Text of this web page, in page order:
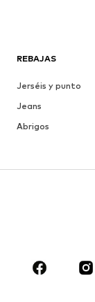
REBAJAS
Jerséis y punto
Jeans
Abrigos
Faldas
Zapatos